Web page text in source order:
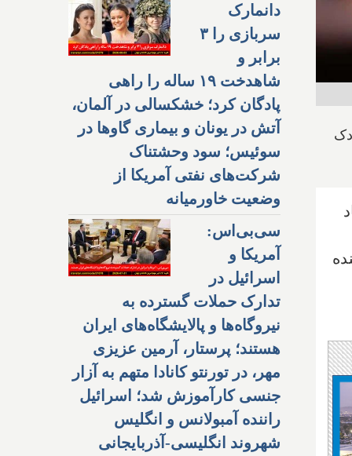
دانمارک
سربازی را ۳
برابر و
شاهدخت ۱۹ ساله را راهی
پادگان کرد؛ خشکسالی در آلمان،
آتش در یونان و بیماری گاوها در
سوئیس؛ سود وحشتناک
شرکت‌های نفتی آمریکا از
وضعیت خاورمیانه
سی‌بی‌اس:
آمریکا و
اسرائیل در
تدارک حملات گسترده به
نیروگاه‌ها و پالایشگاه‌های ایران
هستند؛ پرستار، آرمین عزیزی
مهر، در تورنتو کانادا متهم به آزار
جنسی کارآموزش شد؛ اسرائیل
راننده آمبولانس و انگلیس
شهروند انگلیسی-آذربایجانی